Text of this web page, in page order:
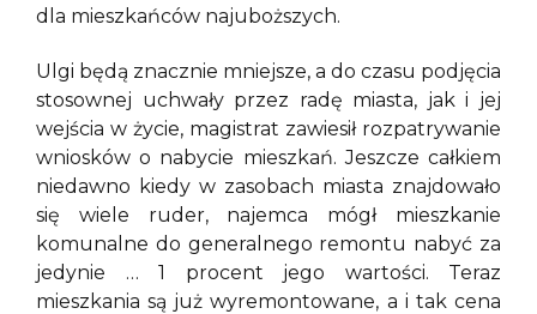
dla mieszkańców najuboższych.
Ulgi będą znacznie mniejsze, a do czasu podjęcia
stosownej uchwały przez radę miasta, jak i jej
wejścia w życie, magistrat zawiesił rozpatrywanie
wniosków o nabycie mieszkań. Jeszcze całkiem
niedawno kiedy w zasobach miasta znajdowało
się wiele ruder, najemca mógł mieszkanie
komunalne do generalnego remontu nabyć za
jedynie … 1 procent jego wartości. Teraz
mieszkania są już wyremontowane, a i tak cena